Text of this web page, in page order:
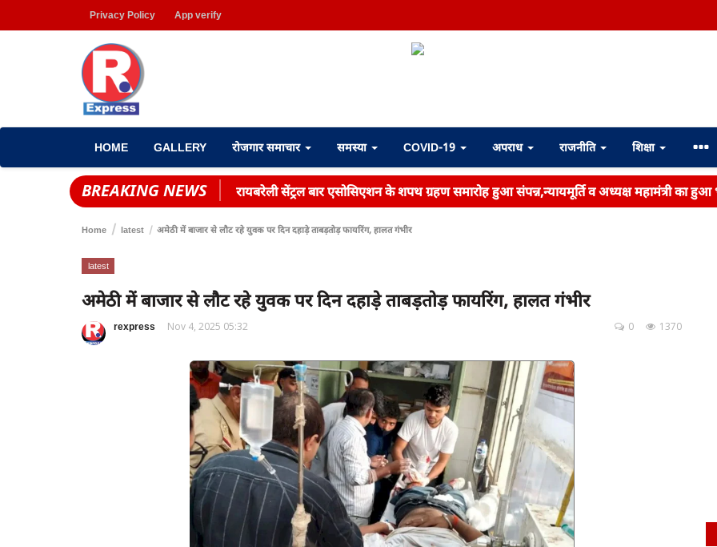
Privacy Policy App verify
HOME GALLERY रोजगार समाचार समस्या COVID-19 अपराध राजनीति शिक्षा
BREAKING NEWS रायबरेली सेंट्रल बार एसोसिएशन के शपथ ग्रहण समारोह हुआ संपन्न,न्यायमूर्ति व अध्यक्ष महामंत्री का
Home latest अमेठी में बाजार से लाैट रहे युवक पर दिन दहाड़े ताबड़तोड़ फायरिंग, हालत गंभीर
latest
अमेठी में बाजार से लाैट रहे युवक पर दिन दहाड़े ताबड़तोड़ फायरिंग, हालत गंभीर
rexpress Nov 4, 2025 05:32 1370
0